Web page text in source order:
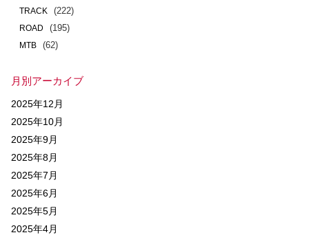
TRACK (222)
ROAD (195)
MTB (62)
月別アーカイブ
2025年12月
2025年10月
2025年9月
2025年8月
2025年7月
2025年6月
2025年5月
2025年4月